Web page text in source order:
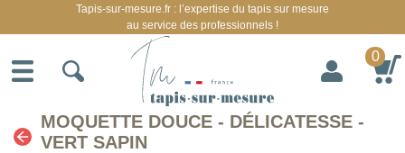
MOQUETTE DOUCE - DÉLICATESSE -
VERT SAPIN
Tapis-sur-mesure.fr : l’expertise du tapis sur mesure
au service des professionnels !
0